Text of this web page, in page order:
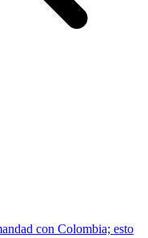
con Colombia; esto